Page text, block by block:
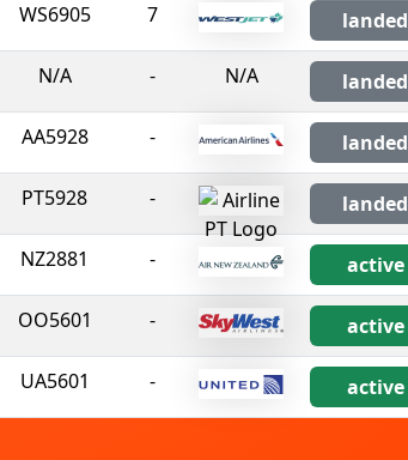
WS6905 7 landed
N/A - N/A landed
AA5928 - landed
PT5928 - landed
NZ2881 - active
OO5601 - active
UA5601 - active